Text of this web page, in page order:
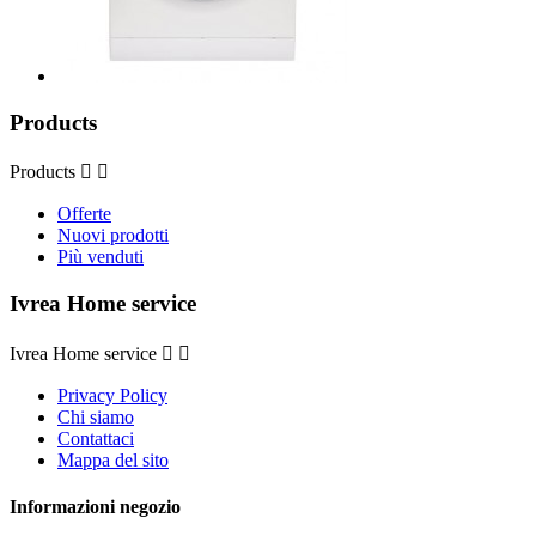
Products
Products  
Offerte
Nuovi prodotti
Più venduti
Ivrea Home service
Ivrea Home service  
Privacy Policy
Chi siamo
Contattaci
Mappa del sito
Informazioni negozio